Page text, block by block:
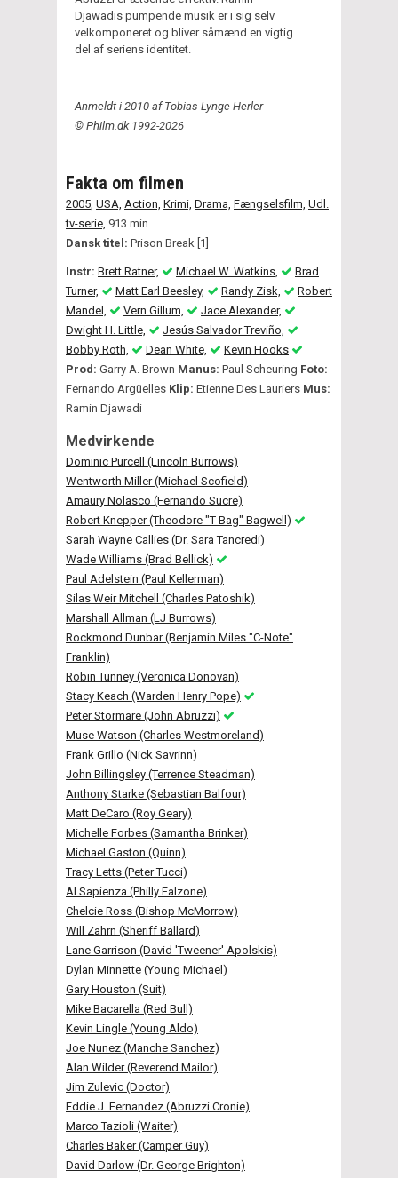
Djawadis pumpende musik er i sig selv
velkomponeret og bliver såmænd en vigtig
del af seriens identitet.
Anmeldt i 2010 af Tobias Lynge Herler
© Philm.dk 1992-2026
Fakta om filmen
2005 USA, Action, Krimi, Drama, Fængselsfilm, Udl.
tv-serie, 913 min.
Dansk titel: Prison Break [1]
Instr: Brett Ratner, Michael W. Watkins,
Brad
Turner,
Matt Earl Beesley, Randy Zisk,
Robert
Mandel,
Vern Gillum,
Jace Alexander,
Dwight H. Little,
Jesús Salvador Treviño,
Bobby Roth,
Dean White,
Kevin Hooks
Prod: Garry A. Brown Manus: Paul Scheuring Foto:
Fernando Argüelles Klip: Etienne Des Lauriers Mus:
Ramin Djawadi
Medvirkende
Dominic Purcell (Lincoln Burrows)
Wentworth Miller (Michael Scofield)
Amaury Nolasco (Fernando Sucre)
Robert Knepper (Theodore "T-Bag" Bagwell)
Sarah Wayne Callies (Dr. Sara Tancredi)
Wade Williams (Brad Bellick)
Paul Adelstein (Paul Kellerman)
Silas Weir Mitchell (Charles Patoshik)
Marshall Allman (LJ Burrows)
Rockmond Dunbar (Benjamin Miles "C-Note"
Franklin)
Robin Tunney (Veronica Donovan)
Stacy Keach (Warden Henry Pope)
Peter Stormare (John Abruzzi)
Muse Watson (Charles Westmoreland)
Frank Grillo (Nick Savrinn)
John Billingsley (Terrence Steadman)
Anthony Starke (Sebastian Balfour)
Matt DeCaro (Roy Geary)
Michelle Forbes (Samantha Brinker)
Michael Gaston (Quinn)
Tracy Letts (Peter Tucci)
Al Sapienza (Philly Falzone)
Chelcie Ross (Bishop McMorrow)
Will Zahrn (Sheriff Ballard)
Lane Garrison (David 'Tweener' Apolskis)
Dylan Minnette (Young Michael)
Gary Houston (Suit)
Mike Bacarella (Red Bull)
Kevin Lingle (Young Aldo)
Joe Nunez (Manche Sanchez)
Alan Wilder (Reverend Mailor)
Jim Zulevic (Doctor)
Eddie J. Fernandez (Abruzzi Cronie)
Marco Tazioli (Waiter)
Charles Baker (Camper Guy)
David Darlow (Dr. George Brighton)